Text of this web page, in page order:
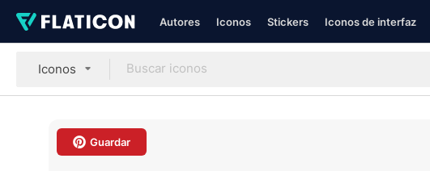
Autores Iconos Stickers Iconos de interfaz
Iconos
Guardar